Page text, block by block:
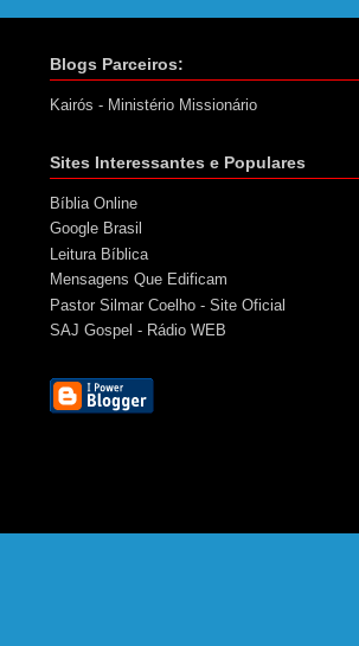
Blogs Parceiros:
Kairós - Ministério Missionário
Sites Interessantes e Populares
Bíblia Online
Google Brasil
Leitura Bíblica
Mensagens Que Edificam
Pastor Silmar Coelho - Site Oficial
SAJ Gospel - Rádio WEB